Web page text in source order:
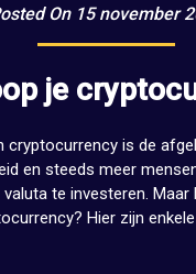
On 15 november
je
cryptocurrency is de
en steeds meer
te investeren. Maar
Hier zijn